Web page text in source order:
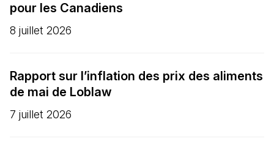
pour les Canadiens
8 juillet 2026
Rapport sur l’inflation des prix des aliments
de mai de Loblaw
7 juillet 2026